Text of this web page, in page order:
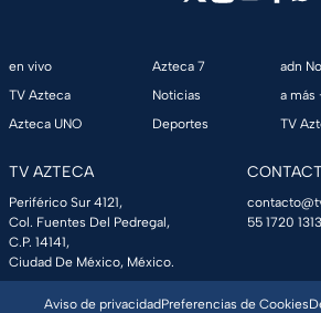
en vivo
TV Azteca
Azteca UNO
Azteca 7
Noticias
Deportes
adn
a más
TV
TV AZTECA
Periférico Sur 4121,
Col. Fuentes Del Pedregal,
C.P. 14141,
Ciudad De México, México.
55 1720 1313
Aviso de privacidadPreferencias de Cookies